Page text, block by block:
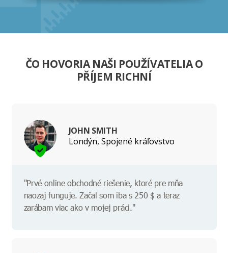
ČO HOVORIA NAŠI POUŽÍVATELIA O
PŘÍJEM RICHNÍ
JOHN SMITH
Londýn, Spojené kráľovstvo
"Prvé online obchodné riešenie, ktoré pre mňa
naozaj funguje. Začal som iba s 250 $ a teraz
zarábam viac ako v mojej práci."